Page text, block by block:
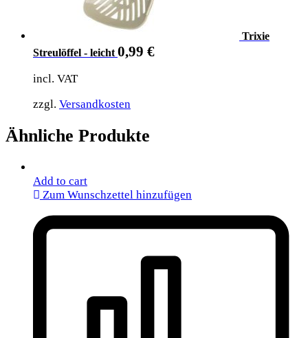
Trixie
Streulöffel - leicht 0,99 €
incl. VAT
zzgl. Versandkosten
Ähnliche Produkte
Add to cart
Zum Wunschzettel hinzufügen